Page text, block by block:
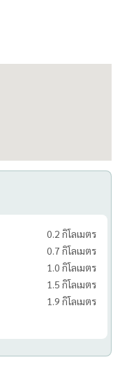
0.2 กิโลเมตร
0.7 กิโลเมตร
1.0 กิโลเมตร
1.5 กิโลเมตร
1.9 กิโลเมตร